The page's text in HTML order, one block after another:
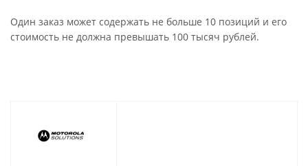
Один заказ может содержать не больше 10 позиций и его
стоимость не должна превышать 100 тысяч рублей.